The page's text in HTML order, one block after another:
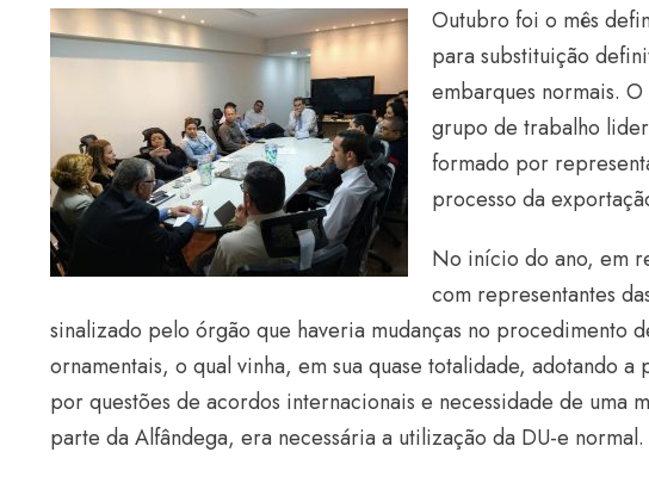
Outubro foi o mês
para substituição
embarques normais.
grupo de trabalho
formado por
processo da
No início do ano, em
com representantes
sinalizado pelo órgão que haveria mudanças no procedimento
ornamentais, o qual vinha, em sua quase totalidade, adotando
por questões de acordos internacionais e necessidade de uma
parte da Alfândega, era necessária a utilização da DU-e normal.